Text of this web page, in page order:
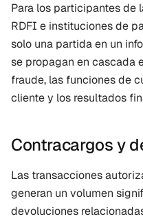
Para los participantes de
RDFI e instituciones de
solo una partida en un
se propagan en cascada
fraude, las funciones de
cliente y los resultados
Contracargos y
Las transacciones
generan un volumen
devoluciones